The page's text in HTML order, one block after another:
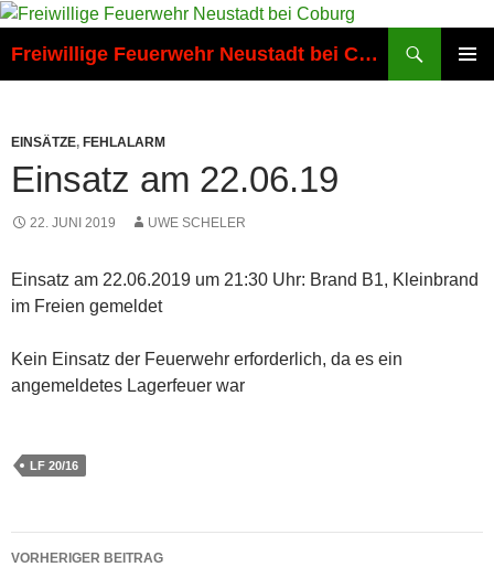
Zum
springen
Freiwillige Feuerwehr Neustadt bei Coburg
EINSÄTZE, FEHLALARM
Einsatz am 22.06.19
22. JUNI 2019 UWE SCHELER
Einsatz am 22.06.2019 um 21:30 Uhr: Brand B1, Kleinbrand
im Freien gemeldet
Kein Einsatz der Feuerwehr erforderlich, da es ein
angemeldetes Lagerfeuer war
LF 20/16
Beitragsnavigation
VORHERIGER BEITRAG